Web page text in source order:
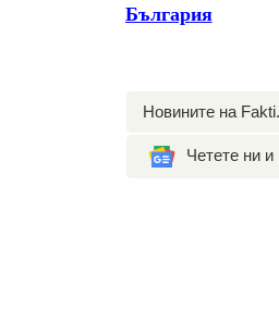
България
Новините на
Четете ни и